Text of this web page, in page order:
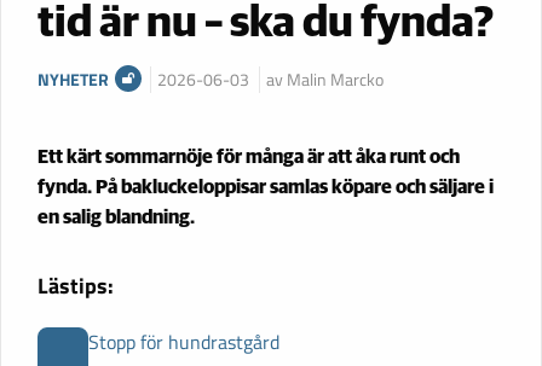
tid är nu – ska du fynda?
NYHETER 2026-06-03 av Malin Marcko
Ett kärt sommarnöje för många är att åka runt och
fynda. På bakluckeloppisar samlas köpare och säljare i
en salig blandning.
Lästips:
Stopp för hundrastgård